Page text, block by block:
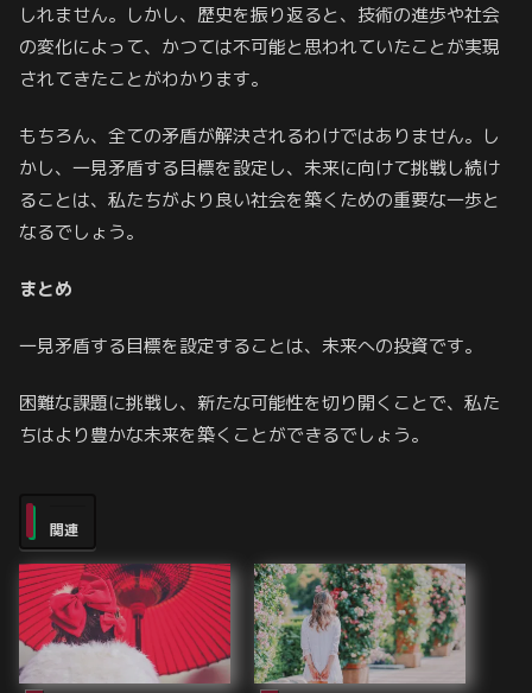
しれません。しかし、歴史を振り返ると、技術の進歩や社会
の変化によって、かつては不可能と思われていたことが実現
されてきたことがわかります。
もちろん、全ての矛盾が解決されるわけではありません。し
かし、一見矛盾する目標を設定し、未来に向けて挑戦し続け
ることは、私たちがより良い社会を築くための重要な一歩と
なるでしょう。
まとめ
一見矛盾する目標を設定することは、未来への投資です。
困難な課題に挑戦し、新たな可能性を切り開くことで、私た
ちはより豊かな未来を築くことができるでしょう。
関連